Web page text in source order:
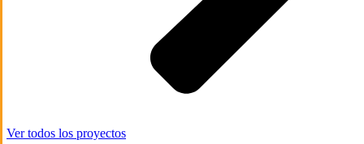
Ver todos los proyectos